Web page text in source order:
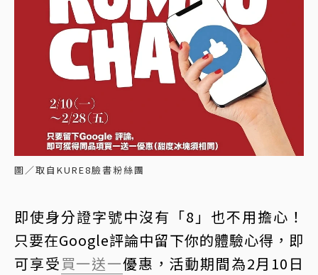
圖／取自KURE8臉書粉絲團
即使身分證字號中沒有「8」也不用擔心！
只要在Google評論中留下你的體驗心得，即
可享受買一送一優惠，活動期間為2月10日